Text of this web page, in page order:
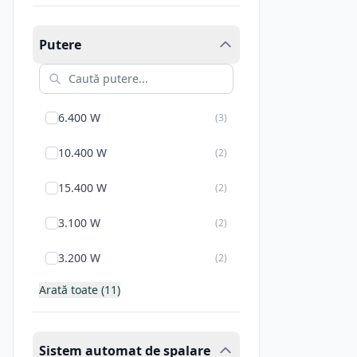
Putere
6.400 W (3)
10.400 W (2)
15.400 W (2)
3.100 W (2)
3.200 W (2)
Arată toate (11)
Sistem automat de spalare